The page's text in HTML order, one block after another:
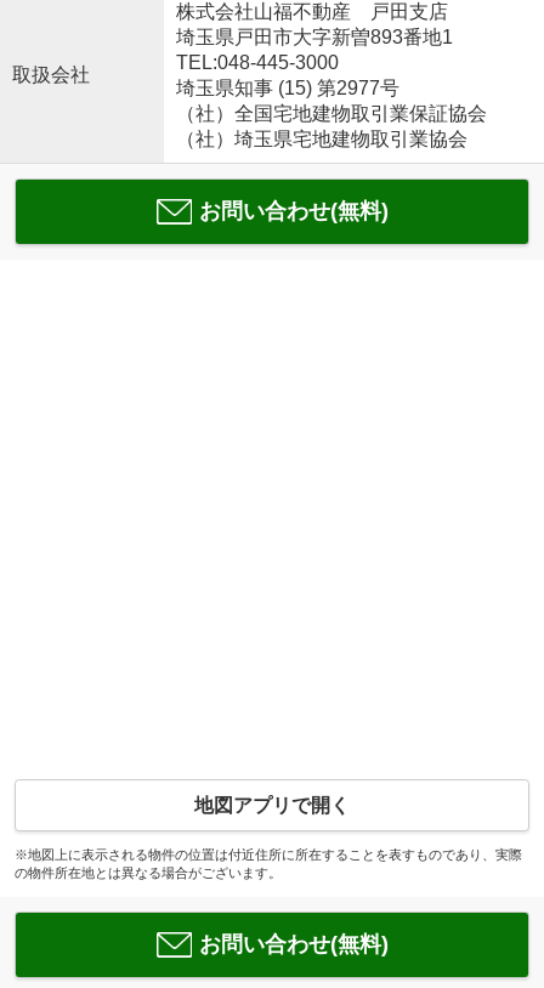
取扱会社
株式会社山福不動産 戸田支店
埼玉県戸田市大字新曽893番地1
TEL:048-445-3000
埼玉県知事 (15) 第2977号
（社）全国宅地建物取引業保証協会
（社）埼玉県宅地建物取引業協会
お問い合わせ(無料)
地図アプリで開く
※地図上に表示される物件の位置は付近住所に所在することを表すものであり、実際
の物件所在地とは異なる場合がございます。
お問い合わせ(無料)